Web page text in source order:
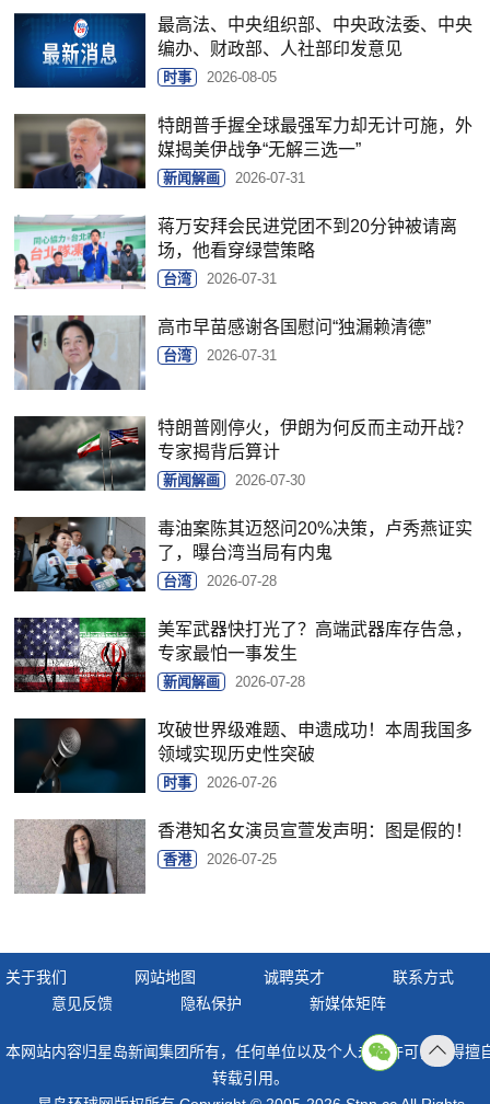
最高法、中央组织部、中央政法委、中央
编办、财政部、人社部印发意见
时事 2026-08-05
特朗普手握全球最强军力却无计可施，外
媒揭美伊战争“无解三选一”
新闻解画 2026-07-31
蒋万安拜会民进党团不到20分钟被请离
场，他看穿绿营策略
台湾 2026-07-31
高市早苗感谢各国慰问“独漏赖清德”
台湾 2026-07-31
特朗普刚停火，伊朗为何反而主动开战？
专家揭背后算计
新闻解画 2026-07-30
毒油案陈其迈怒问20%决策，卢秀燕证实
了，曝台湾当局有内鬼
台湾 2026-07-28
美军武器快打光了？高端武器库存告急，
专家最怕一事发生
新闻解画 2026-07-28
攻破世界级难题、申遗成功！本周我国多
领域实现历史性突破
时事 2026-07-26
香港知名女演员宣萱发声明：图是假的！
香港 2026-07-25
关于我们 网站地图 诚聘英才
联系方式
意见反馈
隐私保护 新媒体矩阵
本网站内容归星岛新闻集团所有，任何单位以及个人未经许可，不得擅
转载引用。